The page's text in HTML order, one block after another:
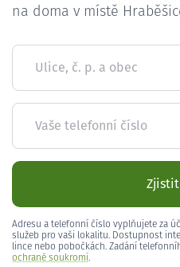
na doma v místě
Ulice, č. p. a obec
Vaše telefonní číslo
Zjistit
Adresu a telefonní číslo vyplňujete za
služeb pro vaši lokalitu. Dostupnost
lince nebo pobočkách. Zadání
ochraně soukromí.